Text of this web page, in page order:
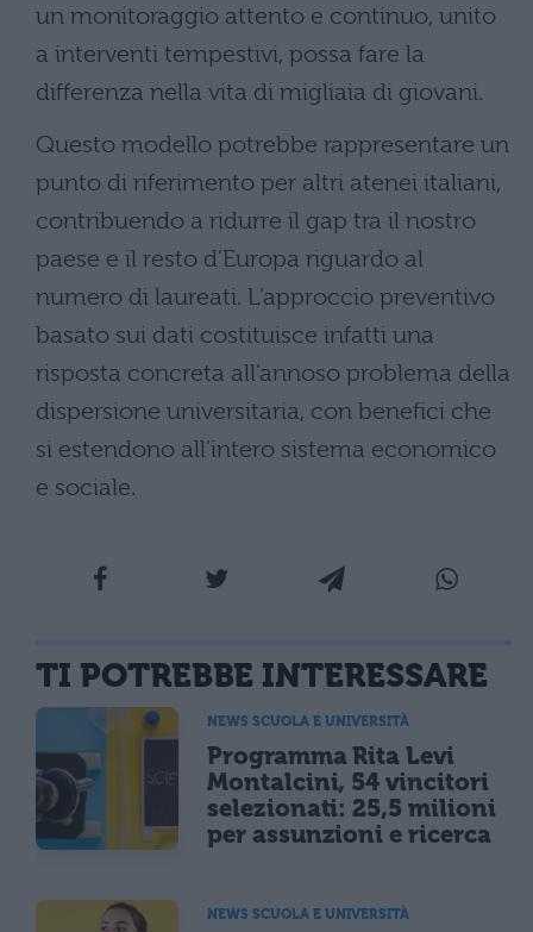
un monitoraggio attento e continuo, unito
a interventi tempestivi, possa fare la
differenza nella vita di migliaia di giovani.
Questo modello potrebbe rappresentare un
punto di riferimento per altri atenei italiani,
contribuendo a ridurre il gap tra il nostro
paese e il resto d’Europa riguardo al
numero di laureati. L’approccio preventivo
basato sui dati costituisce infatti una
risposta concreta all’annoso problema della
dispersione universitaria, con benefici che
si estendono all’intero sistema economico
e sociale.
TI POTREBBE INTERESSARE
NEWS SCUOLA E UNIVERSITÀ
Programma Rita Levi
Montalcini, 54 vincitori
selezionati: 25,5 milioni
per assunzioni e ricerca
NEWS SCUOLA E UNIVERSITÀ